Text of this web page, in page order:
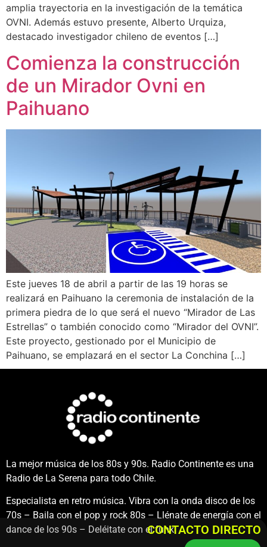
amplia trayectoria en la investigación de la temática
OVNI. Además estuvo presente, Alberto Urquiza,
destacado investigador chileno de eventos […]
Comienza la construcción
de un Mirador Ovni en
Paihuano
Este jueves 18 de abril a partir de las 19 horas se
realizará en Paihuano la ceremonia de instalación de la
primera piedra de lo que será el nuevo “Mirador de Las
Estrellas” o también conocido como “Mirador del OVNI”.
Este proyecto, gestionado por el Municipio de
Paihuano, se emplazará en el sector La Conchina […]
La mejor música de los 80s y 90s. Radio Continente es una
Radio de La Serena para todo Chile.
Especialista en retro música. Vibra con la onda disco de los
70s – Baila con el pop y rock 80s – Llénate de energía con el
dance de los 90s – Deléitate con el funk.CONTACTO DIRECTO